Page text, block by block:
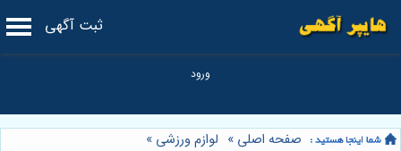
ثبت آگهی
صفحه اصلی » لوازم ورزشی »